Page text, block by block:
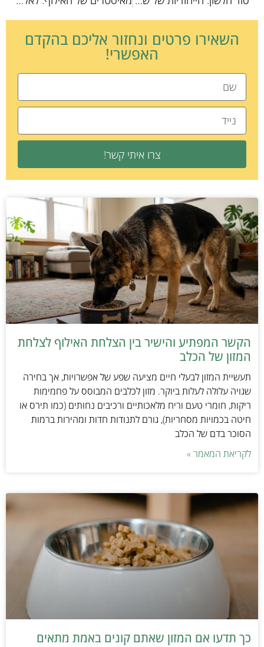
השאירו פרטים ונחזור אליכם בהקדם
האפשרי!
צרו איתי קשר!
הקשר המפתיע והישיר בין הצלחת האילוף לצלחת
המזון של הכלב
תעשיית המזון לבעלי חיים מציעה שפע של אפשרויות, אך בחירה
שגויה עלולה לעלות ביוקר. מזון לכלבים המבוסס על פחמימות
ריקות, חומרי טעם וריח מלאכותיים ורכיבים נחותים (כמו תירס או
חיטה בכמויות מסחריות), גורם לתנודות חדות ומהירות ברמות
הסוכר בדם של הכלב
לקריאת המאמר »
כך תדעו אם המזון שאתם קונים באמת מתאים